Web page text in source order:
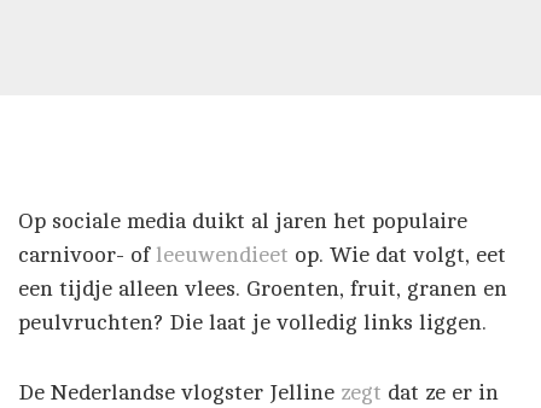
Op sociale media duikt al jaren het populaire
carnivoor- of leeuwendieet op. Wie dat volgt, eet
een tijdje alleen vlees. Groenten, fruit, granen en
peulvruchten? Die laat je volledig links liggen.
De Nederlandse vlogster Jelline zegt dat ze er in